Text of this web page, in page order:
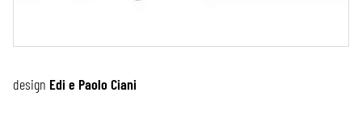
design Edi e Paolo Ciani